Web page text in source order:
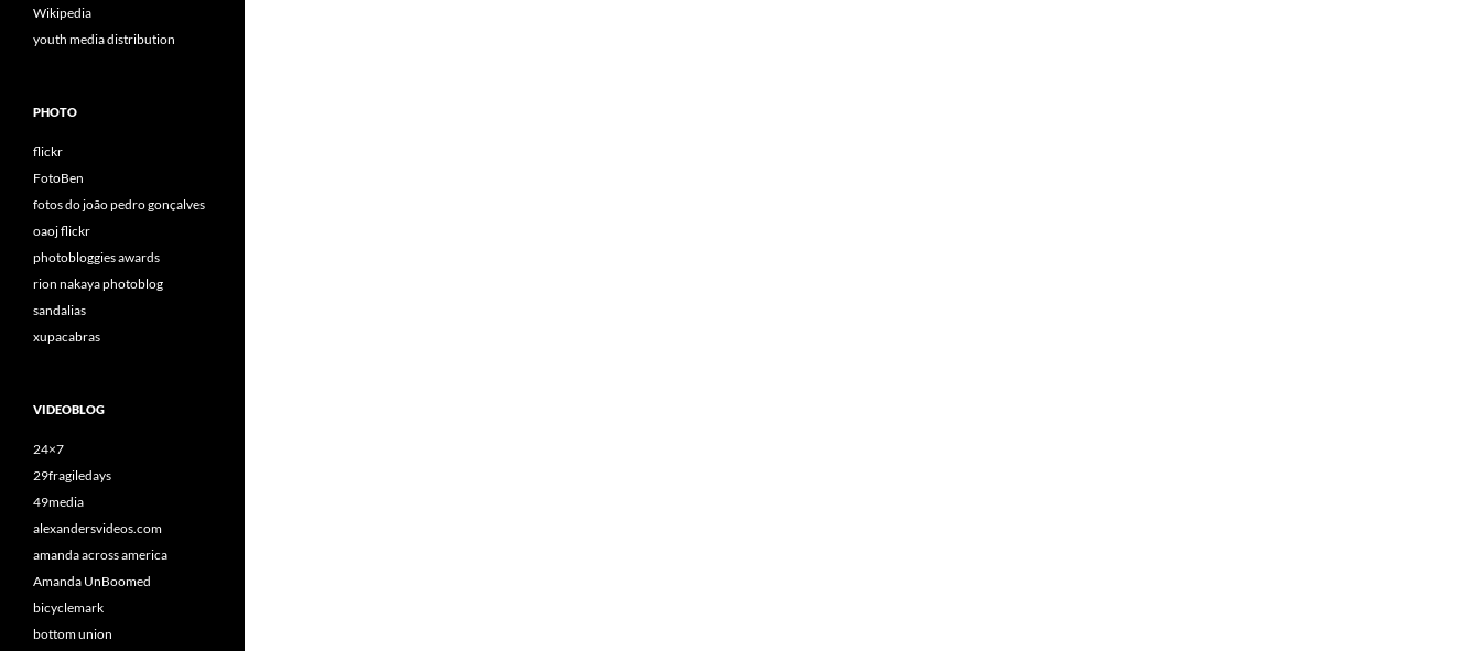
Wikipedia
youth media distribution
PHOTO
flickr
FotoBen
fotos do joão pedro gonçalves
oaoj flickr
photobloggies awards
rion nakaya photoblog
sandalias
xupacabras
VIDEOBLOG
24×7
29fragiledays
49media
alexandersvideos.com
amanda across america
Amanda UnBoomed
bicyclemark
bottom union